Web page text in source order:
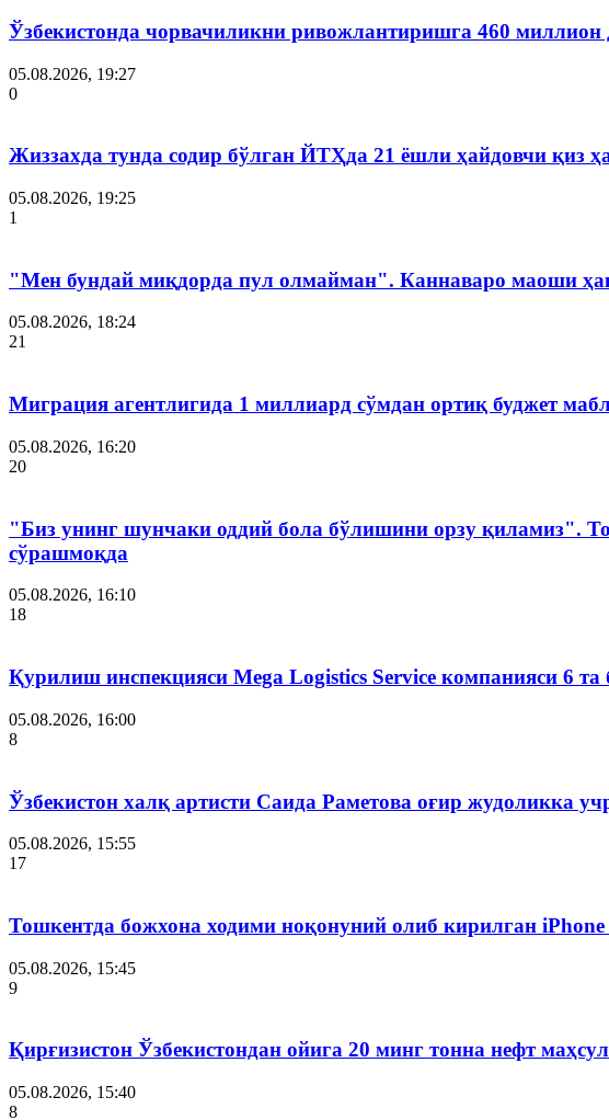
Ўзбекистонда чорвачиликни ривожлантиришга 460
05.08.2026, 19:27
0
Жиззахда тунда содир бўлган ЙТҲда 21 ёшли ҳайдовчи қиз
05.08.2026, 19:25
1
"Мен бундай миқдорда пул олмайман". Каннаваро маоши
05.08.2026, 18:24
21
Миграция агентлигида 1 миллиард сўмдан ортиқ буджет
05.08.2026, 16:20
20
"Биз унинг шунчаки оддий бола бўлишини орзу қиламиз".
сўрашмоқда
05.08.2026, 16:10
18
Қурилиш инспекцияси Мega Logistics Service компанияси 6
05.08.2026, 16:00
8
Ўзбекистон халқ артисти Саида Раметова оғир жудоликка
05.08.2026, 15:55
17
Тошкентда божхона ходими ноқонуний олиб кирилган
05.08.2026, 15:45
9
Қирғизистон Ўзбекистондан ойига 20 минг тонна нефт
05.08.2026, 15:40
8